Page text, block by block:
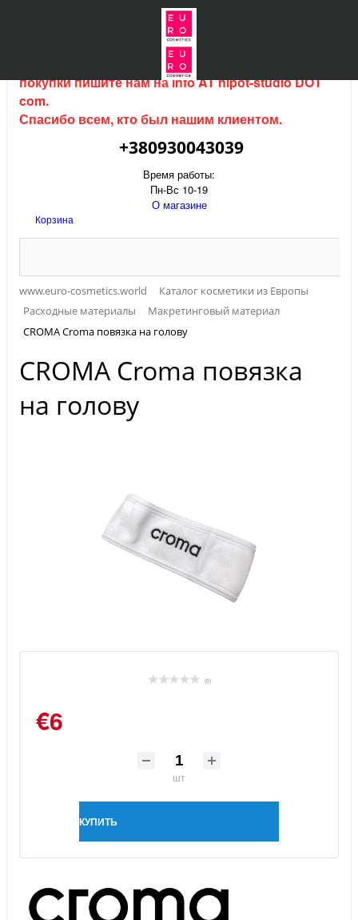
Интернет магазин (данный сайт) продается, для
покупки пишите нам наinfo AT hipot-studio DOT
com.
Спасибо всем, кто был нашим клиентом.
+380930043039
Время работы:
Пн-Вс 10-19
О магазине
Корзина
www.euro-cosmetics.world
Каталог косметики из Европы
Расходные материалы
Макретинговый материал
CROMA Croma повязка на голову
CROMA Croma повязка
на голову
(0)
€6
шт
КУПИТЬ